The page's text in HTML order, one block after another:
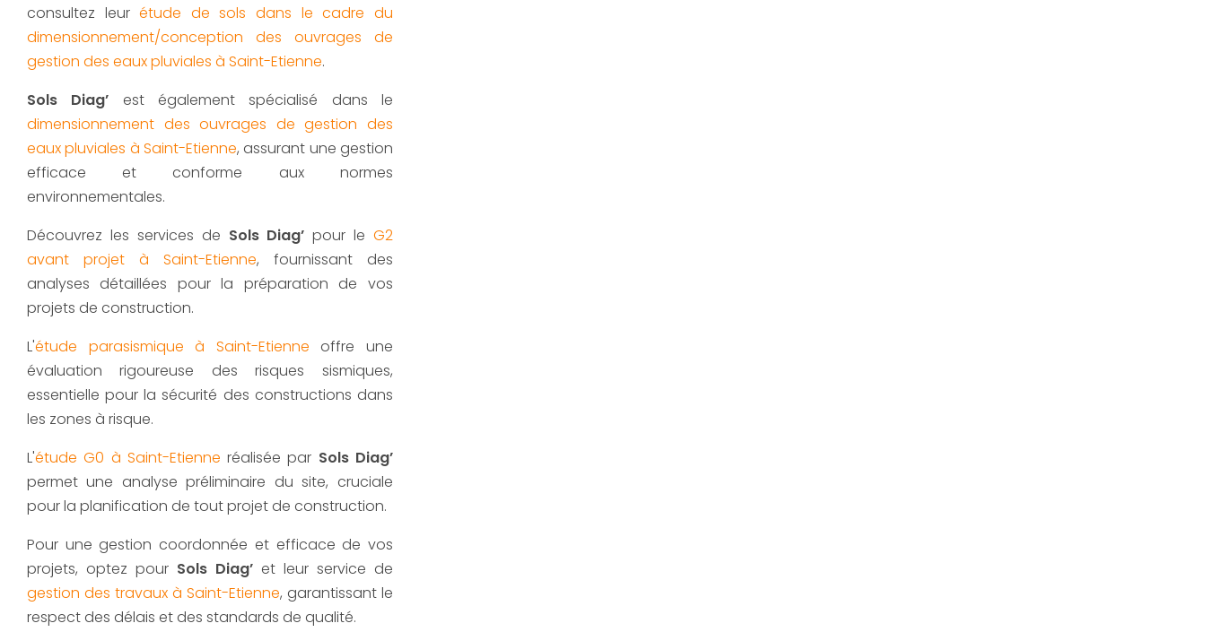
consultez leurétude de sols dans le cadre du
dimensionnement/conception des ouvrages de
gestion des eaux pluviales à Saint-Etienne.
Sols Diag’ est également spécialisé dans le
dimensionnement des ouvrages de gestion des
eaux pluviales à Saint-Etienne, assurant une gestion
efficace et conforme aux normes
environnementales.
Découvrez les services de Sols Diag’ pour le G2
avant projet à Saint-Etienne, fournissant des
analyses détaillées pour la préparation de vos
projets de construction.
L'étude parasismique à Saint-Etienne offre une
évaluation rigoureuse des risques sismiques,
essentielle pour la sécurité des constructions dans
les zones à risque.
L'étude G0 à Saint-Etienne réalisée par Sols Diag’
permet une analyse préliminaire du site, cruciale
pour la planification de tout projet de construction.
Pour une gestion coordonnée et efficace de vos
projets, optez pour Sols Diag’ et leur service de
gestion des travaux à Saint-Etienne, garantissant le
respect des délais et des standards de qualité.